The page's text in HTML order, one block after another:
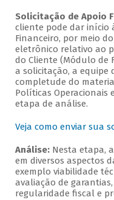
Solicitação de Apoio
cliente pode dar início
Financeiro, por meio
eletrônico relativo ao
do Cliente (Módulo de
a solicitação, a equipe
completude do
Políticas Operacionais
etapa de análise.
Veja como enviar sua
Análise:Nesta etapa,
em diversos aspectos
exemplo viabilidade
avaliação de
regularidade fiscal e